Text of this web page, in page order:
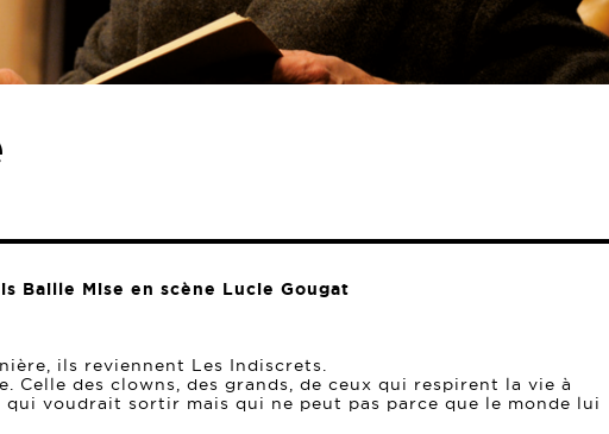
Baille Mise en scène Lucie Gougat
ils reviennent Les Indiscrets.
Celle des clowns, des grands, de ceux qui respirent la vie à
qui voudrait sortir mais qui ne peut pas parce que le monde lui